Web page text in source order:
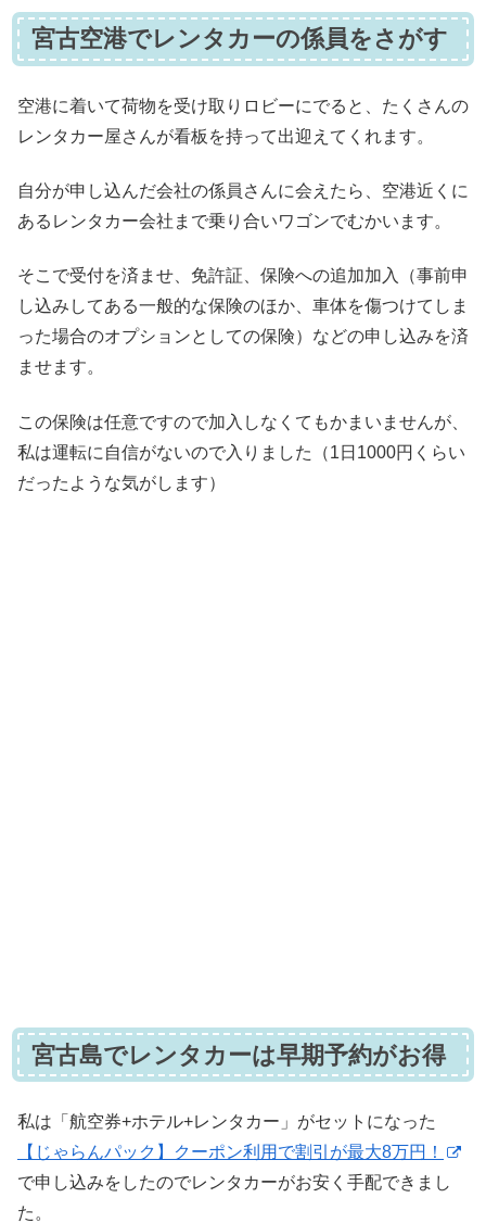
宮古空港でレンタカーの係員をさがす
空港に着いて荷物を受け取りロビーにでると、たくさんの
レンタカー屋さんが看板を持って出迎えてくれます。
自分が申し込んだ会社の係員さんに会えたら、空港近くに
あるレンタカー会社まで乗り合いワゴンでむかいます。
そこで受付を済ませ、免許証、保険への追加加入（事前申
し込みしてある一般的な保険のほか、車体を傷つけてしま
った場合のオプションとしての保険）などの申し込みを済
ませます。
この保険は任意ですので加入しなくてもかまいませんが、
私は運転に自信がないので入りました（1日1000円くらい
だったような気がします）
宮古島でレンタカーは早期予約がお得
私は「航空券+ホテル+レンタカー」がセットになった
【じゃらんパック】クーポン利用で割引が最大8万円！
で申し込みをしたのでレンタカーがお安く手配できまし
た。